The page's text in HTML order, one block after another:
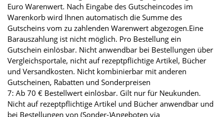
Euro Warenwert. Nach Eingabe des Gutscheincodes im
Warenkorb wird Ihnen automatisch die Summe des
Gutscheins vom zu zahlenden Warenwert abgezogen.Eine
Barauszahlung ist nicht möglich. Pro Bestellung ein
Gutschein einlösbar. Nicht anwendbar bei Bestellungen über
Vergleichsportale, nicht auf rezeptpflichtige Artikel, Bücher
und Versandkosten. Nicht kombinierbar mit anderen
Gutscheinen, Rabatten und Sonderpreisen
7: Ab 70 € Bestellwert einlösbar. Gilt nur für Neukunden.
Nicht auf rezeptpflichtige Artikel und Bücher anwendbar und
bei Bestellungen von (Sonder-)Angeboten via